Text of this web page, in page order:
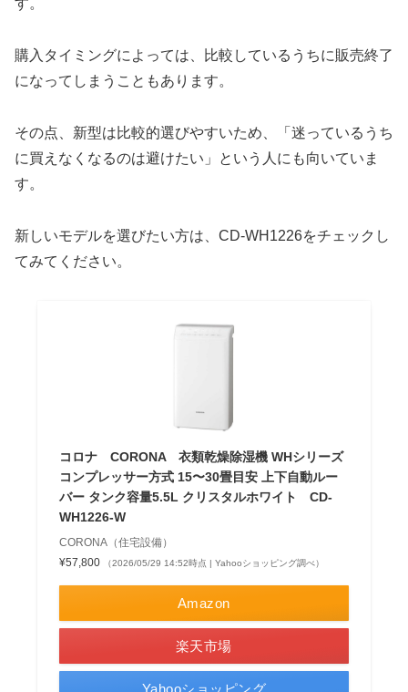
す。
購入タイミングによっては、比較しているうちに販売終了
になってしまうこともあります。
その点、新型は比較的選びやすいため、「迷っているうち
に買えなくなるのは避けたい」という人にも向いていま
す。
新しいモデルを選びたい方は、CD-WH1226をチェックし
てみてください。
コロナ CORONA 衣類乾燥除湿機 WHシリーズ
コンプレッサー方式 15〜30畳目安 上下自動ルー
バー タンク容量5.5L クリスタルホワイト CD-
WH1226-W
CORONA（住宅設備）
¥57,800
（2026/05/29 14:52時点 | Yahooショッピング調べ）
Amazon
楽天市場
Yahooショッピング